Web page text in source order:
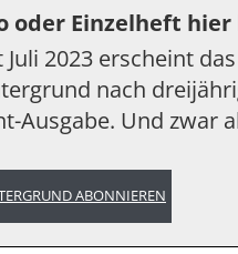
oder Einzelheft
Juli 2023 erscheint
nach
Ausgabe. Und zwar
ABONNIEREN